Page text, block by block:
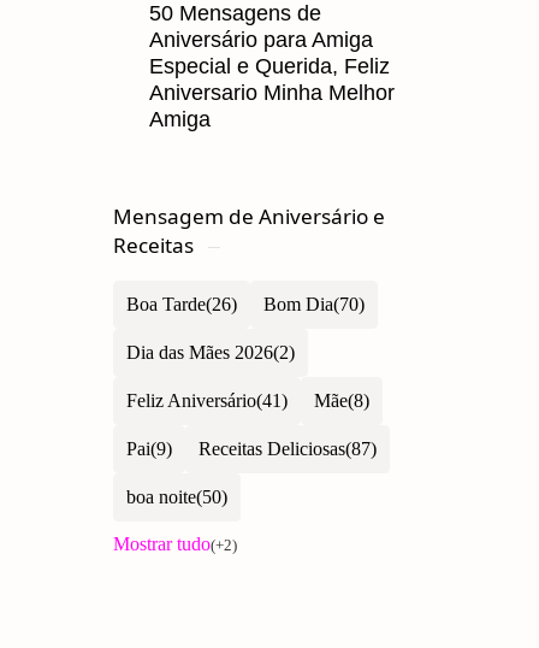
50 Mensagens de
Aniversário para Amiga
Especial e Querida, Feliz
Aniversario Minha Melhor
Amiga
Mensagem de Aniversário e
Receitas
Boa Tarde Bom Dia
Dia das Mães 2026
Feliz Aniversário Mãe
Pai Receitas Deliciosas
boa noite